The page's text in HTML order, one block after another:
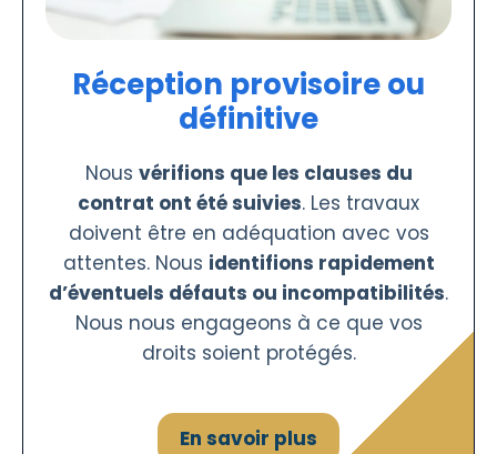
Réception provisoire ou
définitive
Nous vérifions que les clauses du
contrat ont été suivies. Les travaux
doivent être en adéquation avec vos
attentes. Nous identifions rapidement
d’éventuels défauts ou incompatibilités.
Nous nous engageons à ce que vos
droits soient protégés.
En savoir plus